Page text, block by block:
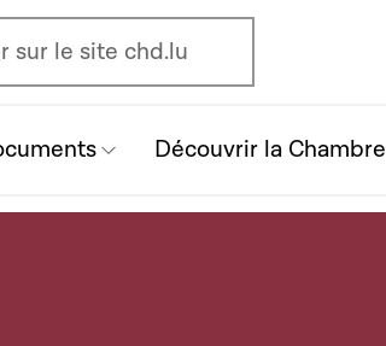
sur le site chd.lu
Découvrir la Chambre